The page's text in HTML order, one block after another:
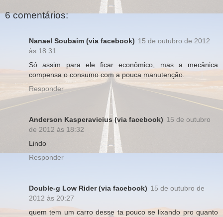
6 comentários:
Nanael Soubaim (via facebook) 15 de outubro de 2012
às 18:31
Só assim para ele ficar econômico, mas a mecânica
compensa o consumo com a pouca manutenção.
Responder
Anderson Kasperavicius (via facebook) 15 de outubro
de 2012 às 18:32
Lindo
Responder
Double-g Low Rider (via facebook) 15 de outubro de
2012 às 20:27
quem tem um carro desse ta pouco se lixando pro quanto